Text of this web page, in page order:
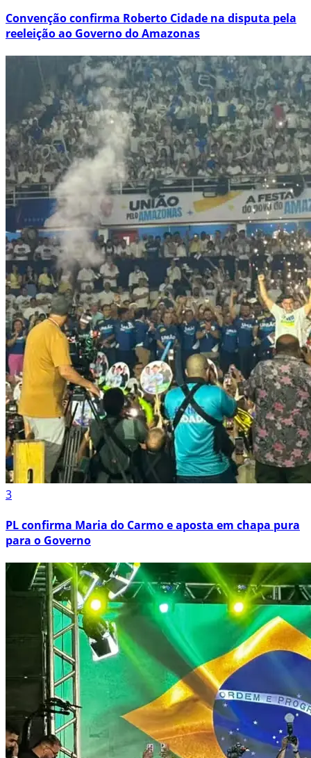
Convenção confirma Roberto Cidade na disputa pela
reeleição ao Governo do Amazonas
3
PL confirma Maria do Carmo e aposta em chapa pura
para o Governo